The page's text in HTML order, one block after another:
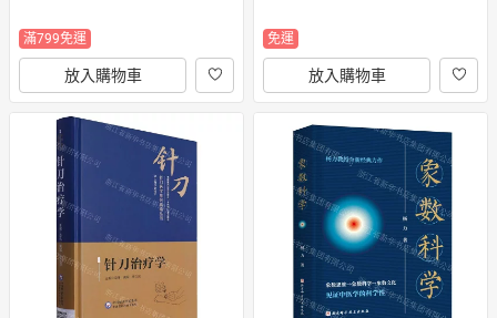
滿799免運
放入購物車
免運
放入購物車